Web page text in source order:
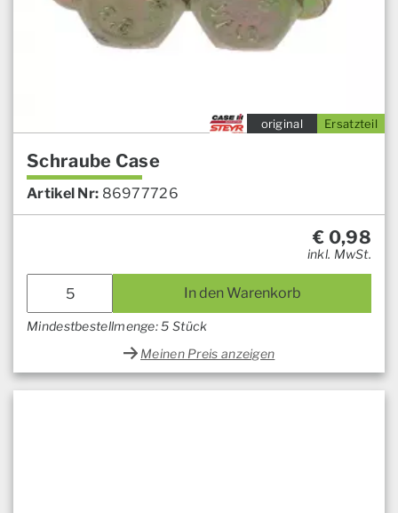
Ersatzteil
original
Schraube Case
Artikel Nr: 86977726
€ 0,98
inkl. MwSt.
In den Warenkorb
Mindestbestellmenge: 5 Stück
Meinen Preis anzeigen